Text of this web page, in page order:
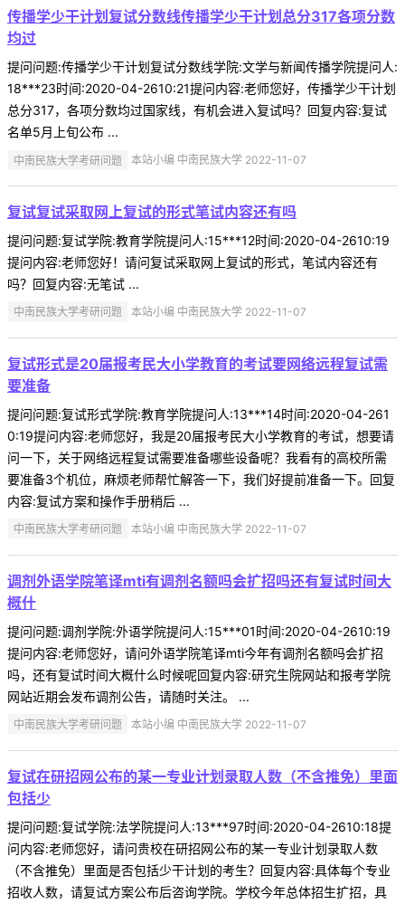
传播学少干计划复试分数线传播学少干计划总分317各项分数
均过
提问问题:传播学少干计划复试分数线学院:文学与新闻传播学院提问人:
18***23时间:2020-04-2610:21提问内容:老师您好，传播学少干计划
总分317，各项分数均过国家线，有机会进入复试吗？回复内容:复试
名单5月上旬公布 ...
中南民族大学考研问题 本站小编 中南民族大学 2022-11-07
复试复试采取网上复试的形式笔试内容还有吗
提问问题:复试学院:教育学院提问人:15***12时间:2020-04-2610:19
提问内容:老师您好！请问复试采取网上复试的形式，笔试内容还有
吗？回复内容:无笔试 ...
中南民族大学考研问题 本站小编 中南民族大学 2022-11-07
复试形式是20届报考民大小学教育的考试要网络远程复试需
要准备
提问问题:复试形式学院:教育学院提问人:13***14时间:2020-04-261
0:19提问内容:老师您好，我是20届报考民大小学教育的考试，想要请
问一下，关于网络远程复试需要准备哪些设备呢？我看有的高校所需
要准备3个机位，麻烦老师帮忙解答一下，我们好提前准备一下。回复
内容:复试方案和操作手册稍后 ...
中南民族大学考研问题 本站小编 中南民族大学 2022-11-07
调剂外语学院笔译mti有调剂名额吗会扩招吗还有复试时间大
概什
提问问题:调剂学院:外语学院提问人:15***01时间:2020-04-2610:19
提问内容:老师您好，请问外语学院笔译mti今年有调剂名额吗会扩招
吗，还有复试时间大概什么时候呢回复内容:研究生院网站和报考学院
网站近期会发布调剂公告，请随时关注。 ...
中南民族大学考研问题 本站小编 中南民族大学 2022-11-07
复试在研招网公布的某一专业计划录取人数（不含推免）里面
包括少
提问问题:复试学院:法学院提问人:13***97时间:2020-04-2610:18提
问内容:老师您好，请问贵校在研招网公布的某一专业计划录取人数
（不含推免）里面是否包括少干计划的考生？回复内容:具体每个专业
招收人数，请复试方案公布后咨询学院。学校今年总体招生扩招，具